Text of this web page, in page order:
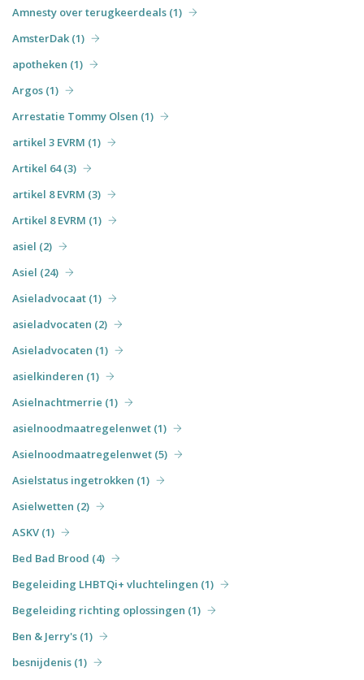
Amnesty over terugkeerdeals (1)
AmsterDak (1)
apotheken (1)
Argos (1)
Arrestatie Tommy Olsen (1)
artikel 3 EVRM (1)
Artikel 64 (3)
artikel 8 EVRM (3)
Artikel 8 EVRM (1)
asiel (2)
Asiel (24)
Asieladvocaat (1)
asieladvocaten (2)
Asieladvocaten (1)
asielkinderen (1)
Asielnachtmerrie (1)
asielnoodmaatregelenwet (1)
Asielnoodmaatregelenwet (5)
Asielstatus ingetrokken (1)
Asielwetten (2)
ASKV (1)
Bed Bad Brood (4)
Begeleiding LHBTQi+ vluchtelingen (1)
Begeleiding richting oplossingen (1)
Ben & Jerry's (1)
besnijdenis (1)